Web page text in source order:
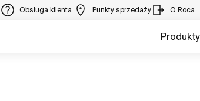
Obsługa klienta Punkty sprzedaży O Roca
Produkty